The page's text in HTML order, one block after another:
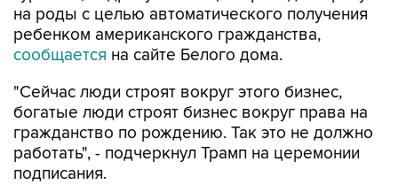
на роды с целью автоматического получения
ребенком американского гражданства,
сообщается на сайте Белого дома.
"Сейчас люди строят вокруг этого бизнес,
богатые люди строят бизнес вокруг права на
гражданство по рождению. Так это не должно
работать", - подчеркнул Трамп на церемонии
подписания.